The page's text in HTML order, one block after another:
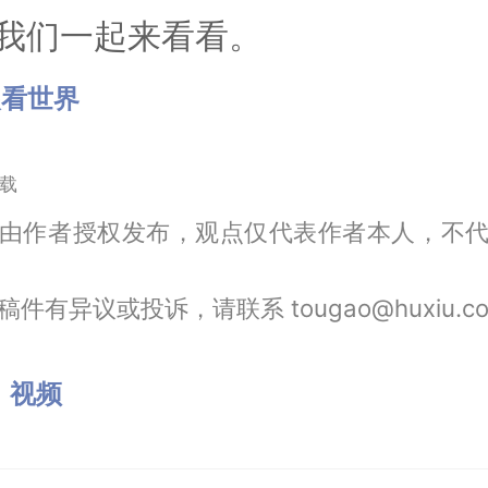
们一起来看看。
世界
作者授权发布，观点仅代表作者本人，不
件有异议或投诉，请联系
视频